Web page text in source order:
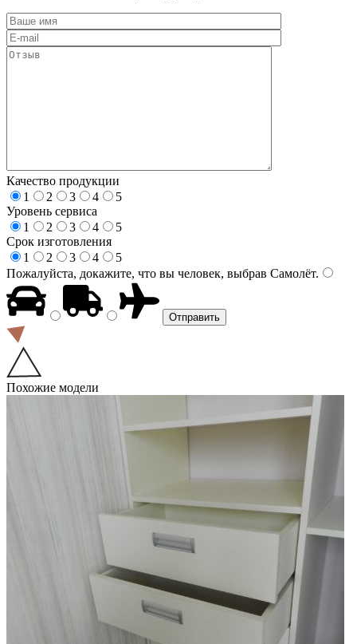
Качество продукции
1
2 3 4
5
Уровень сервиса
1
2 3 4
5
Срок изготовления
1
2 3 4
5
Пожалуйста, докажите, что вы человек, выбрав Самолёт.
Похожие модели